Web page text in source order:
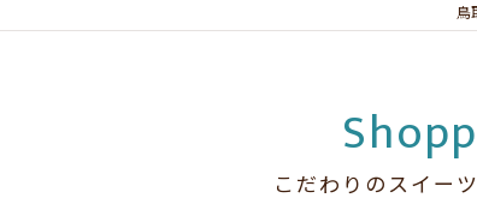
鳥
こだわりのスイー